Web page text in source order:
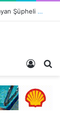
Ortopedik Engelli Bireyi Darbedip Ağır Yaralayan Şüpheli Tutuklandı
Giriş